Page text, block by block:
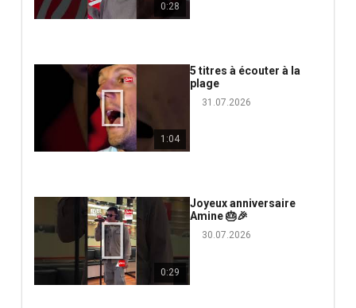
0:28
1:04
5 titres à écouter à la
plage
31.07.2026
0:29
Joyeux anniversaire
Amine 🎂🎉
30.07.2026